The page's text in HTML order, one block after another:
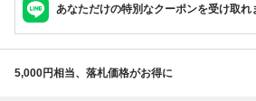
あなただけの特別なクーポンを受け取れ
5,000円相当、落札価格がお得に